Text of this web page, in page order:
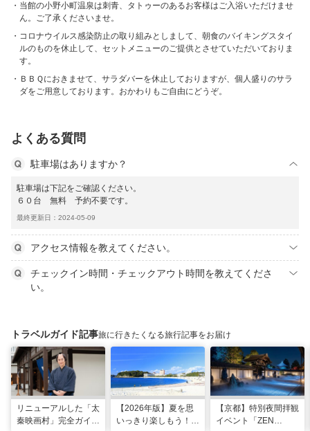
当館の小野小町温泉は刺青、タトゥーのあるお客様はご入浴いただけませ
ん。ご了承くださいませ。
コロナウイルス感染防止の取り組みとしまして、朝食のバイキングスタイ
ルのものを休止して、セットメニューのご提供とさせていただいておりま
す。
ＢＢＱにおきませて、サラダバーを休止しておりますが、個人盛りのサラ
ダをご用意しております。おかわりもご自由にどうぞ。
よくある質問
駐車場はありますか？
駐車場は下記をご確認ください。
６０台 無料 予約不要です。
最終更新日：2024-05-09
アクセス情報を教えてください。
チェックイン時間・チェックアウト時間を教えてくださ
い。
トラベルガイド記事旅に行きたくなる旅行記事をお届け
リニューアルした「太
秦映画村」完全ガイ
【2026年版】夏を思
いっきり楽しもう！関
【京都】特別夜間拝観
イベント「ZEN